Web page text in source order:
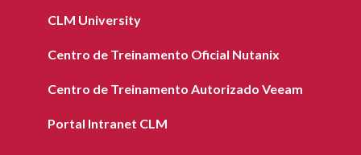
CLM University
Centro de Treinamento Oficial Nutanix
Centro de Treinamento Autorizado Veeam
Portal Intranet CLM